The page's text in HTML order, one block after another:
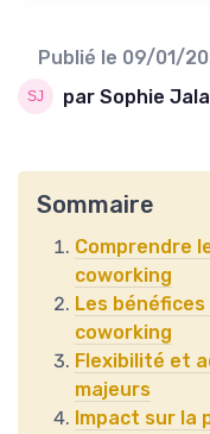
Publié le 09/01/
par Sophie
Sommaire
Comprendre
coworking
Les
coworking
Flexibilité et
majeurs
Impact sur la